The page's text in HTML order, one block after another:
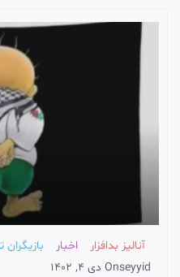
آنالیز بدافزار اخبار
بازیگران تهدید
seyyid
On دی 4, 1402